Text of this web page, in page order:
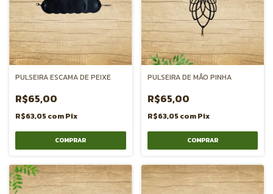
PULSEIRA ESCAMA DE PEIXE
R$65,00
R$63,05comPix
PULSEIRA DE MÃO PINHA
R$65,00
R$63,05comPix